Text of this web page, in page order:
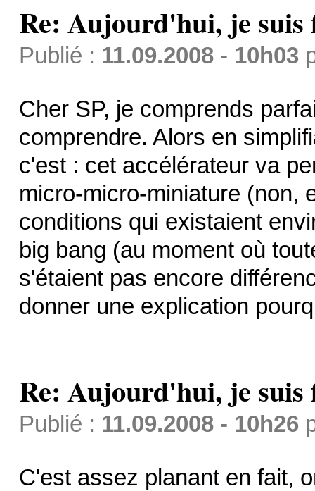
Re: Aujourd'hui, je suis
Publié : 11.09.2008 - 10h03
Cher SP, je comprends
comprendre. Alors en
c'est : cet accélérateur va
micro-micro-miniature (non,
conditions qui existaient
big bang (au moment où
s'étaient pas encore
donner une explication
Re: Aujourd'hui, je suis
Publié : 11.09.2008 - 10h26
C'est assez planant en fait,